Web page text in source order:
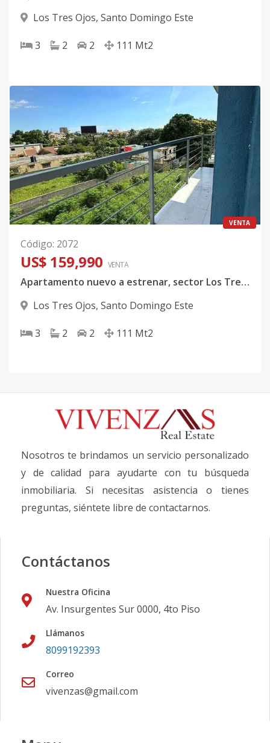
Los Tres Ojos, Santo Domingo Este
3 2 2 111 Mt2
VENTA
Código: 2072
US$ 159,990 VENTA
Apartamento nuevo a estrenar, sector Los Tres Ojos.
Los Tres Ojos, Santo Domingo Este
3 2 2 111 Mt2
Nosotros te brindamos un servicio personalizado
y de calidad para ayudarte con tu búsqueda
inmobiliaria. Si necesitas asistencia o tienes
preguntas, siéntete libre de contactarnos.
Contáctanos
Nuestra Oficina
Av. Insurgentes Sur 0000, 4to Piso
Llámanos
8099192393
Correo
vivenzas@gmail.com